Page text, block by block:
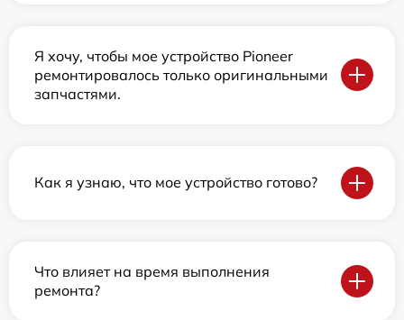
Я хочу, чтобы мое устройство Pioneer
ремонтировалось только оригинальными
запчастями.
Как я узнаю, что мое устройство готово?
Что влияет на время выполнения
ремонта?